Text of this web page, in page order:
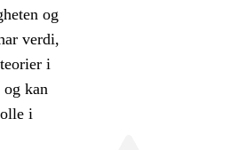
og
verdi,
i
kan
i